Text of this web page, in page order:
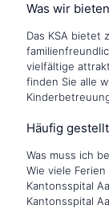
Was wir bieten
Das KSA bietet
vielfältige
finden Sie alle
Häufig
Was muss ich
Wie viele
Kantonsspital
Kantonsspital